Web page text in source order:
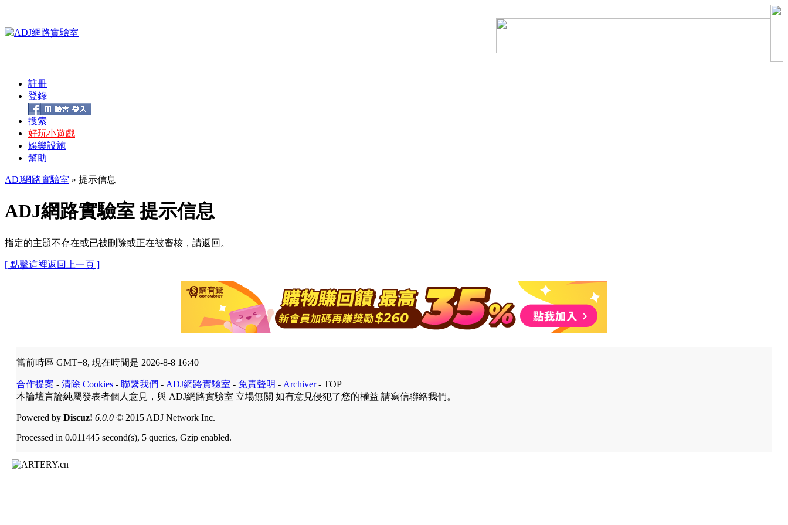
註冊
登錄
搜索
好玩小遊戲
娛樂設施
幫助
ADJ網路實驗室 » 提示信息
ADJ網路實驗室 提示信息
指定的主題不存在或已被刪除或正在被審核，請返回。
[ 點擊這裡返回上一頁 ]
當前時區 GMT+8, 現在時間是 2026-8-8 16:40
合作提案 - 清除 Cookies - 聯繫我們 - ADJ網路實驗室 - 免責聲明 - Archiver- TOP
本論壇言論純屬發表者個人意見，與 ADJ網路實驗室 立場無關 如有意見侵犯了您的權益 請寫信聯絡我們。
Powered by Discuz! 6.0.0 © 2015 ADJ Network Inc.
Processed in 0.011445 second(s), 5 queries, Gzip enabled.